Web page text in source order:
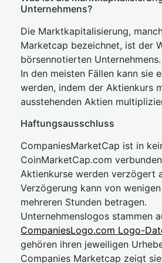
Unternehmens?
Die Marktkapitalisierung,
Marketcap bezeichnet, ist der
börsennotierten Unternehmens.
In den meisten Fällen kann sie
werden, indem der Aktienkurs
ausstehenden Aktien
Haftungsausschluss
CompaniesMarketCap ist in
CoinMarketCap.com verbunden
Aktienkurse werden verzögert
Verzögerung kann von
mehreren Stunden betragen.
Unternehmenslogos stammen
CompaniesLogo.com Logo-
gehören ihren jeweiligen
Companies Marketcap zeigt